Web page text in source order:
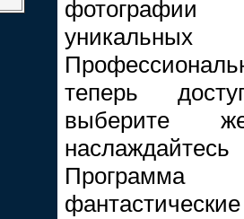
теперь
выберите
Программа